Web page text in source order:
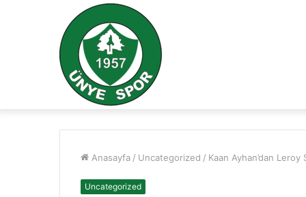
Anasayfa / Uncategorized / Kaan Ayhan’dan
Uncategorized